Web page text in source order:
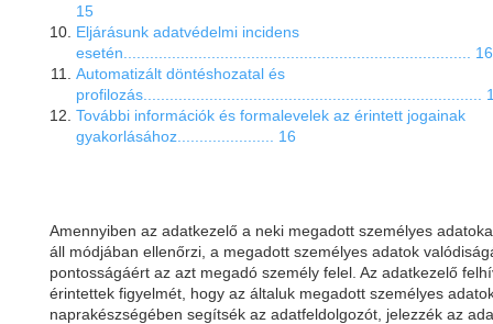
15
Eljárásunk adatvédelmi incidens
esetén............................................................................... 16
Automatizált döntéshozatal és
profilozás.............................................................................
További információk és formalevelek az érintett jogainak
gyakorlásához...................... 16
Amennyiben az adatkezelő a neki megadott személyes
áll módjában ellenőrzi, a megadott személyes adatok
pontosságáért az azt megadó személy felel. Az adatkezelő
érintettek figyelmét, hogy az általuk megadott személyes
naprakészségében segítsék az adatfeldolgozót, jelezzék az